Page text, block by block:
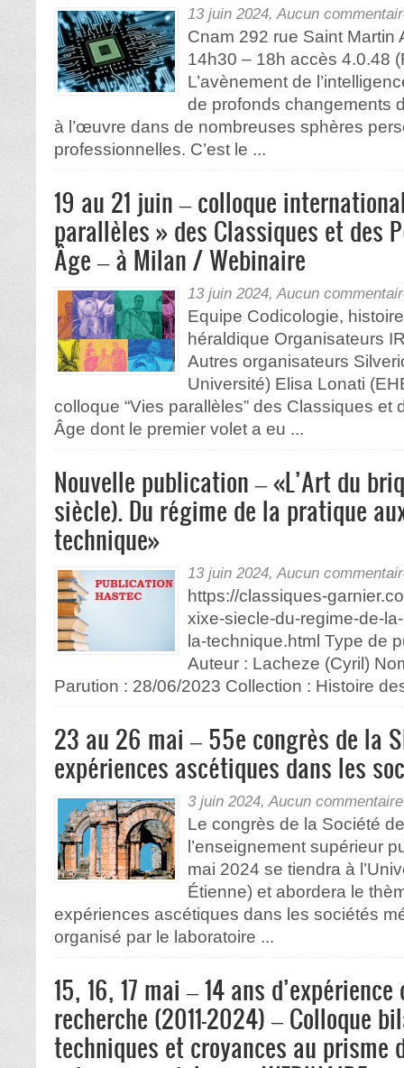
13 juin 2024,Aucun
Cnam 292 rue Saint Martin
14h30 – 18h accès 4.0.48
L’avènement de
de profonds changements
à l’œuvre dans de nombreuses sphères
professionnelles. C’est le ...
19 au 21 juin – colloque
parallèles » des Classiques et des
Âge – à Milan / Webinaire
13 juin 2024,Aucun
Equipe Codicologie,
héraldique Organisateurs
Autres organisateurs
Université) Elisa Lonati
colloque “Vies parallèles” des Classiques et
Âge dont le premier volet a eu ...
Nouvelle publication – «L’Art du
siècle). Du régime de la pratique
technique»
13 juin 2024,Aucun
https://classiques-
xixe-siecle-du-regime-de-
la-technique.html Type de
Auteur : Lacheze (Cyril)
Parution : 28/06/2023 Collection : Histoire
23 au 26 mai – 55e congrès de la
expériences ascétiques dans les
3 juin 2024,Aucun commentaire
Le congrès de la Société
l’enseignement supérieur
mai 2024 se tiendra à
Étienne) et abordera le
expériences ascétiques dans les sociétés
organisé par le laboratoire ...
15, 16, 17 mai – 14 ans
recherche (2011-2024) – Colloque
techniques et croyances au prisme